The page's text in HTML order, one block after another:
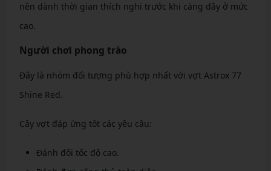
nên dành thời gian thích nghi trước khi căng dây ở mức
cao.
Người chơi phong trào
Đây là nhóm đối tượng phù hợp nhất với vợt Astrox 77
Shine Red.
Cây vợt đáp ứng tốt các yêu cầu:
Đánh đôi tốc độ cao.